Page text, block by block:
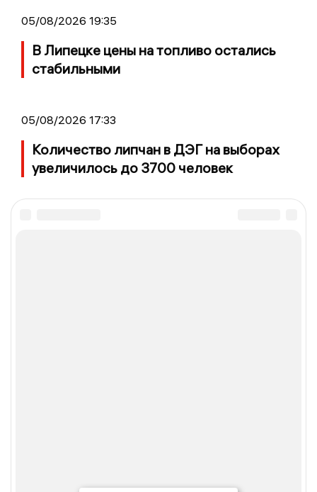
05/08/2026 19:35
В Липецке цены на топливо остались
стабильными
05/08/2026 17:33
Количество липчан в ДЭГ на выборах
увеличилось до 3700 человек